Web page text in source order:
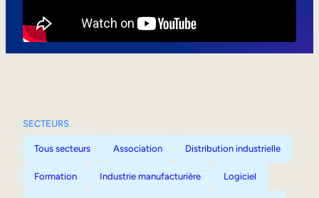
SECTEURS
Tous secteurs Association Distribution industrielle
Formation Industrie manufacturière Logiciel